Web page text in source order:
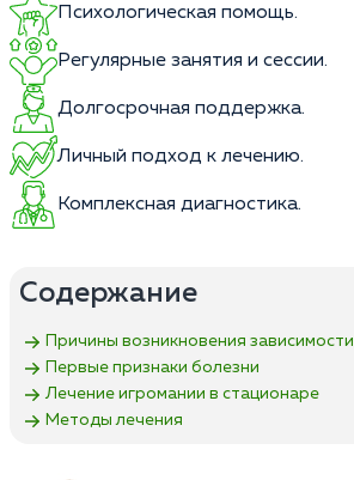
Психологическая помощь.
Регулярные занятия и сессии.
Долгосрочная поддержка.
Личный подход к лечению.
Комплексная диагностика.
Содержание
Причины возникновения зависимости
Первые признаки болезни
Лечение игромании в стационаре
Методы лечения